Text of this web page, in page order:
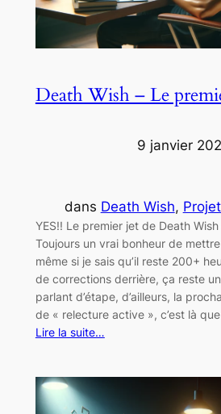
Death Wish – Le
9 janvier
dans Death Wish,
YES!! Le premier jet de Death
Toujours un vrai bonheur de
même si je sais qu’il reste 200+
de corrections derrière, ça reste
parlant d’étape, d’ailleurs, la
de « relecture active », c’est là
Lire la suite…